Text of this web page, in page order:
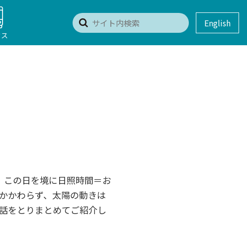
English
の日を境に日照時間＝お
かわらず、太陽の動きは
をとりまとめてご紹介し